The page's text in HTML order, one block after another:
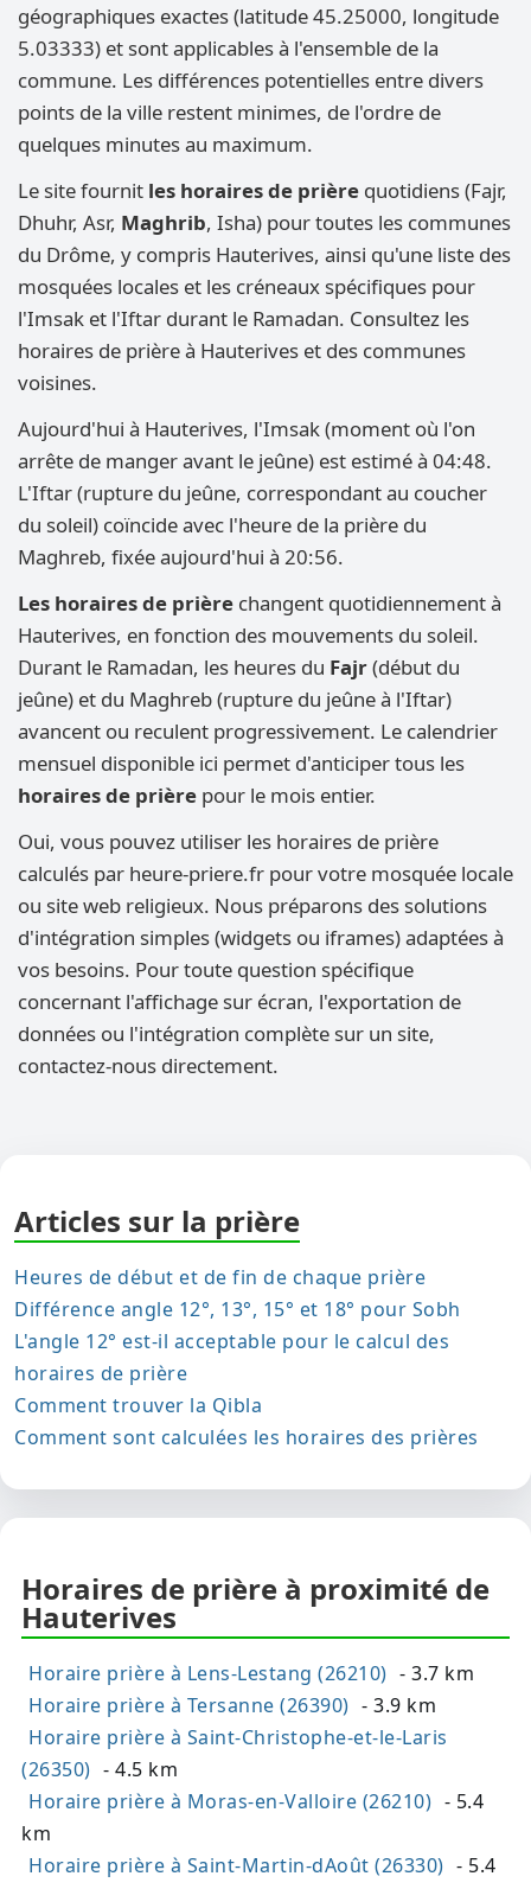
géographiques exactes (latitude 45.25000, longitude
5.03333) et sont applicables à l'ensemble de la
commune. Les différences potentielles entre divers
points de la ville restent minimes, de l'ordre de
quelques minutes au maximum.
Le site fournit les horaires de prière quotidiens (Fajr,
Dhuhr, Asr, Maghrib, Isha) pour toutes les communes
du Drôme, y compris Hauterives, ainsi qu'une liste des
mosquées locales et les créneaux spécifiques pour
l'Imsak et l'Iftar durant le Ramadan. Consultez les
horaires de prière à Hauterives et des communes
voisines.
Aujourd'hui à Hauterives, l'Imsak (moment où l'on
arrête de manger avant le jeûne) est estimé à 04:48.
L'Iftar (rupture du jeûne, correspondant au coucher
du soleil) coïncide avec l'heure de la prière du
Maghreb, fixée aujourd'hui à 20:56.
Les horaires de prière changent quotidiennement à
Hauterives, en fonction des mouvements du soleil.
Durant le Ramadan, les heures du Fajr(début du
jeûne) et du Maghreb (rupture du jeûne à l'Iftar)
avancent ou reculent progressivement. Le calendrier
mensuel disponible ici permet d'anticiper tous les
horaires de prière pour le mois entier.
Oui, vous pouvez utiliser les horaires de prière
calculés par heure-priere.fr pour votre mosquée locale
ou site web religieux. Nous préparons des solutions
d'intégration simples (widgets ou iframes) adaptées à
vos besoins. Pour toute question spécifique
concernant l'affichage sur écran, l'exportation de
données ou l'intégration complète sur un site,
contactez-nous directement.
Articles sur la prière
Heures de début et de fin de chaque prière
Différence angle 12°, 13°, 15° et 18° pour Sobh
L'angle 12° est-il acceptable pour le calcul des
horaires de prière
Comment trouver la Qibla
Comment sont calculées les horaires des prières
Horaires de prière à proximité de
Hauterives
Horaire prière à Lens-Lestang (26210) - 3.7 km
Horaire prière à Tersanne (26390) - 3.9 km
Horaire prière à Saint-Christophe-et-le-Laris
(26350) - 4.5 km
Horaire prière à Moras-en-Valloire (26210) - 5.4
km
Horaire prière à Saint-Martin-dAoût (26330) - 5.4